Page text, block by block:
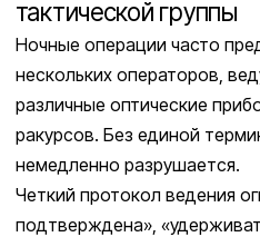
тактической группы
Ночные операции часто
нескольких операторов,
различные оптические
ракурсов. Без единой
немедленно разрушается.
Четкий протокол ведения
подтверждена»,